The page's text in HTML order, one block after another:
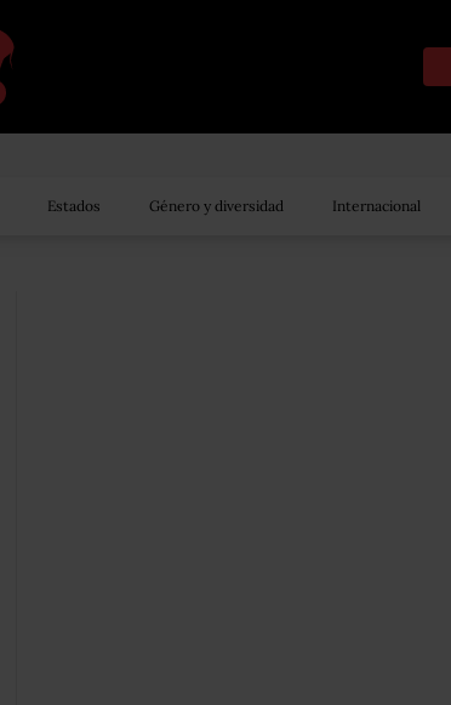
Estados Género y diversidad Internacional